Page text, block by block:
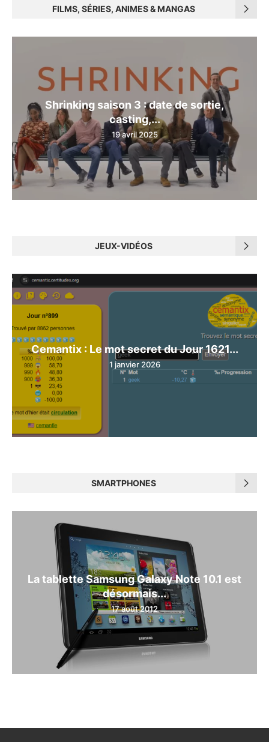
FILMS, SÉRIES, ANIMES & MANGAS
Shrinking saison 3 : date de sortie,
casting,...
19 avril 2025
JEUX-VIDÉOS
Cemantix : Le mot secret du Jour 1621...
1 janvier 2026
SMARTPHONES
La tablette Samsung Galaxy Note 10.1 est
désormais...
17 août 2012